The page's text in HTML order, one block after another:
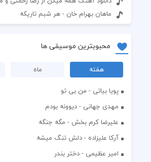
ماهان بهرام خان - هر شبم تاریکه
محبوبترین موسیقی ها
هفته ماه
پویا بیاتی - من بی تو
مهدی جهانی - دیوونه بودم
علیرضا کرم بخش - مگه جنگه
آرکا علیزاده - دلش تنگ میشه
امیر عظیمی - دختر بندر